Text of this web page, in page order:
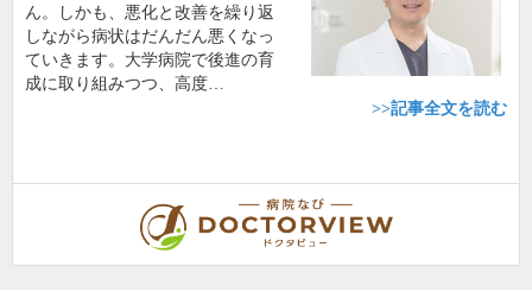
ん。しかも、悪化と改善を繰り返
しながら病状はだんだん悪くなっ
ていきます。大学病院で後進の育
成に取り組みつつ、高度…
>>記事全文を読む